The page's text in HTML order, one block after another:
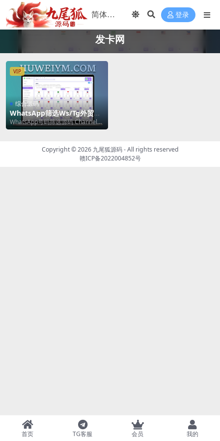
登录
发卡网
VIP
综合源码
WhatsApp筛选Ws/Tg外贸营
销Supplier推特号/FB号/谷歌
号/小火箭Ws/Channel社交账
WhatsApp号码筛选源码 Channel社
交账号 Tg外贸营销源码 账号售...
Copyright © 2026 九尾狐源码- All rights reserved
赣ICP备2022004852号
首页 TG客服 会员 我的